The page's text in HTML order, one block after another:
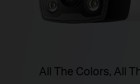
All The Colors, All